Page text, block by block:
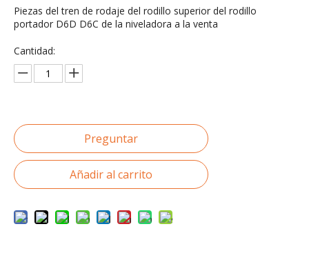
Piezas del tren de rodaje del rodillo superior del rodillo
portador D6D D6C de la niveladora a la venta
Cantidad:
Preguntar
Añadir al carrito